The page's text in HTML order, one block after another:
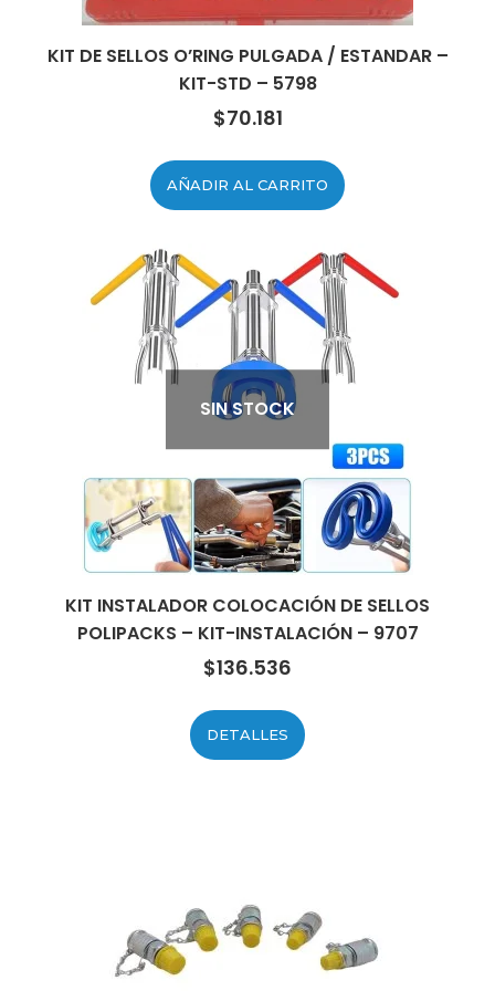
KIT DE SELLOS O’RING PULGADA / ESTANDAR –
KIT-STD – 5798
$70.181
AÑADIR AL CARRITO
SIN STOCK
KIT INSTALADOR COLOCACIÓN DE SELLOS
POLIPACKS – KIT-INSTALACIÓN – 9707
$136.536
DETALLES